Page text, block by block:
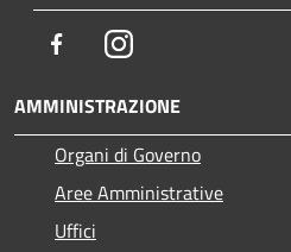
FacebookInstagram
AMMINISTRAZIONE
Organi di Governo
Aree Amministrative
Uffici